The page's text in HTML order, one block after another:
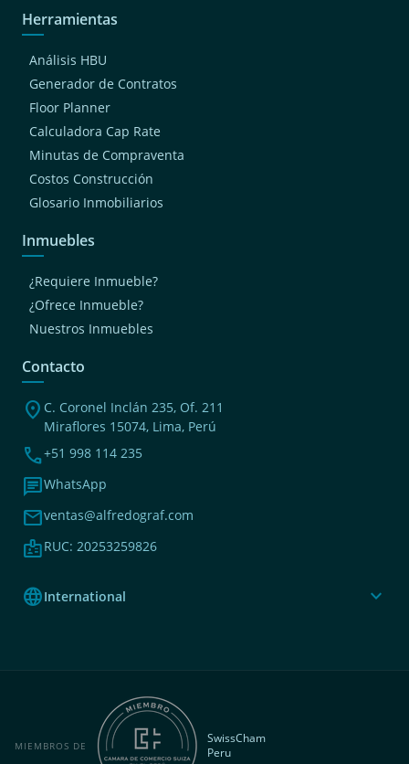
Herramientas
Análisis HBU
Generador de Contratos
Floor Planner
Calculadora Cap Rate
Minutas de Compraventa
Costos Construcción
Glosario Inmobiliarios
Inmuebles
¿Requiere Inmueble?
¿Ofrece Inmueble?
Nuestros Inmuebles
Contacto
location_on C. Coronel Inclán 235, Of. 211
Miraflores 15074, Lima, Perú
phone+51 998 114 235
chatWhatsApp
mailventas@alfredograf.com
badgeRUC: 20253259826
languageInternational expand_more
MIEMBROS DE
SwissCham
Peru